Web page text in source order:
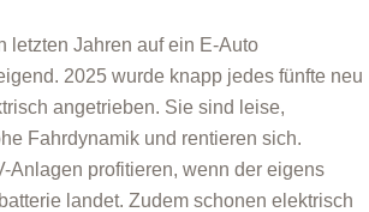
letzten Jahren auf ein E-Auto
2025 wurde knapp jedes fünfte neu
angetrieben. Sie sind leise,
Fahrdynamik und rentieren sich.
Anlagen profitieren, wenn der eigens
landet. Zudem schonen elektrisch